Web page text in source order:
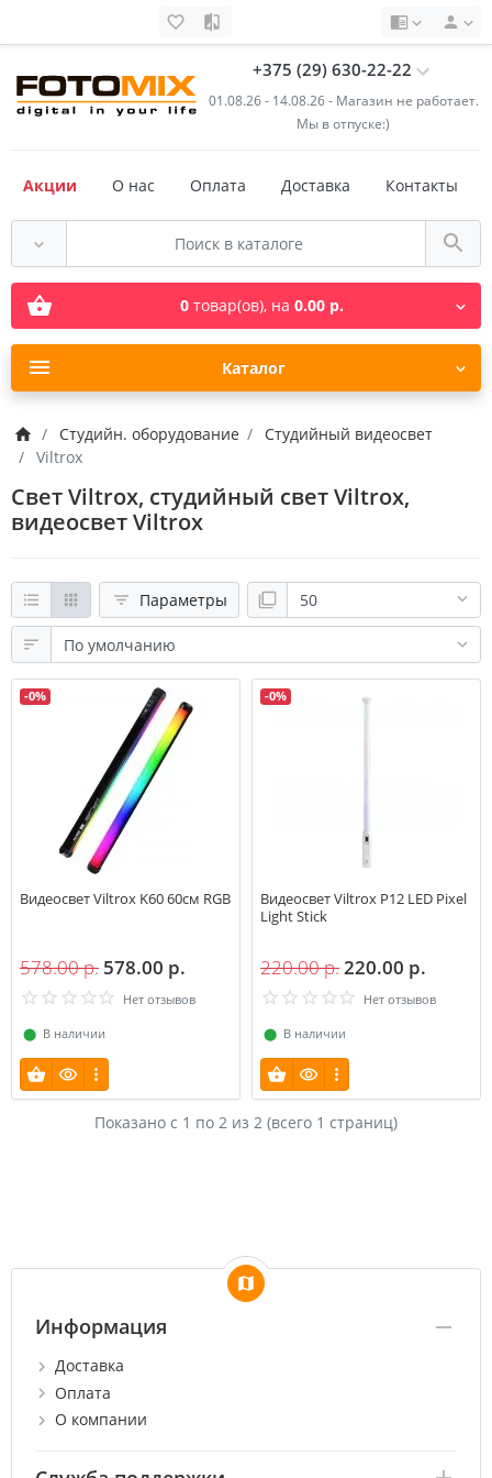
+375 (29) 630-22-22
01.08.26 - 14.08.26 - Магазин не работает.
Мы в отпуске:)
Акции О нас Оплата Доставка Контакты
0товар(ов), на 0.00 р.
Каталог
Студийн. оборудование
Студийный видеосвет
Viltrox
Свет Viltrox, студийный свет Viltrox,
видеосвет Viltrox
Параметры
-0%
Видеосвет Viltrox K60 60см RGB
578.00 р. 578.00 р.
Нет отзывов
⬤ В наличии
-0%
Видеосвет Viltrox P12 LED Pixel
Light Stick
220.00 р.220.00 р.
Нет отзывов
⬤ В наличии
Показано с 1 по 2 из 2 (всего 1 страниц)
Информация
Доставка
Оплата
О компании